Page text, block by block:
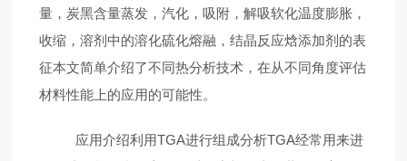
量，炭黑含量蒸发，汽化，吸附，解吸软化温度膨胀，
收缩，溶剂中的溶化硫化熔融，结晶反应焓添加剂的表
征本文简单介绍了不同热分析技术，在从不同角度评估
材料性能上的应用的可能性。
应用介绍利用TGA进行组成分析TGA经常用来进